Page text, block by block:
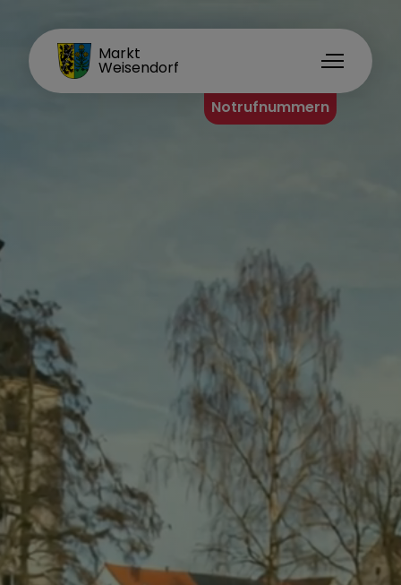
Markt
Weisendorf
Bauamt
Finanzverwaltung, Kämmerei,
Steueramt
Bauhof
Gebäudemanagement
FAMILIENORT
Notrufnummern